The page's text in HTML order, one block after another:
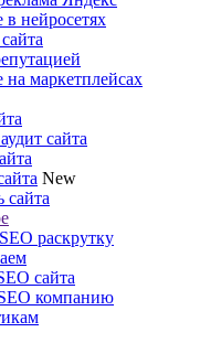
нейросетях
маркетплейсах
сайта
New
сайта
раскрутку
сайта
компанию